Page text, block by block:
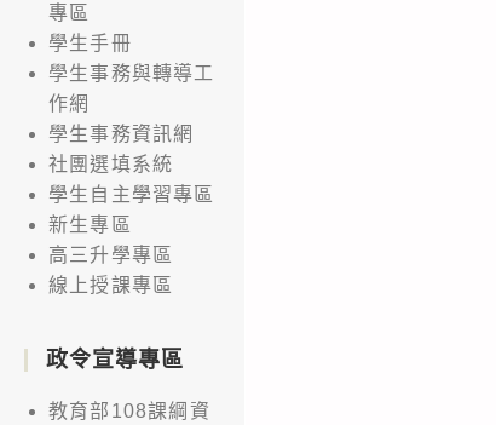
專區
學生手冊
學生事務與轉導工
作網
學生事務資訊網
社團選填系統
學生自主學習專區
新生專區
高三升學專區
線上授課專區
政令宣導專區
教育部108課綱資